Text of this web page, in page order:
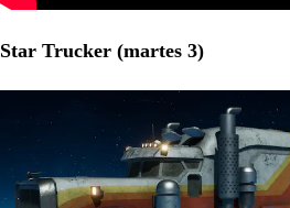
Star Trucker (martes 3)